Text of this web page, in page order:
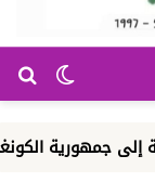
الوضع
الكونغو